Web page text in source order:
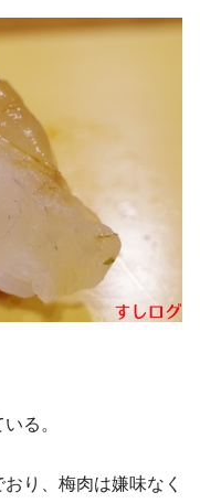
る。
り、梅肉は嫌味なく